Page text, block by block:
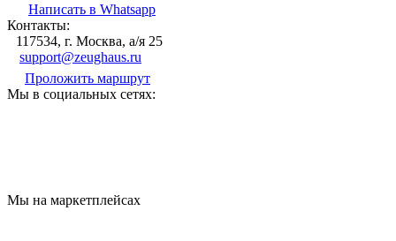
Написать в Whatsapp
Контакты:
117534, г. Москва, а/я 25
support@zeughaus.ru
Проложить маршрут
Мы в социальных сетях:
Мы на маркетплейсах